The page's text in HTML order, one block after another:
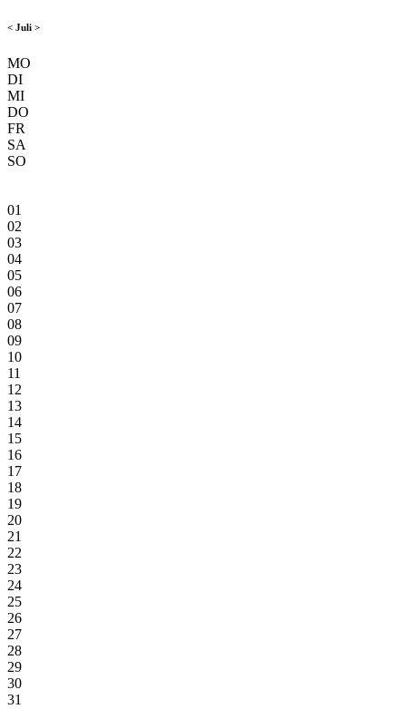
< Juli >
MO
DI
MI
DO
FR
SA
SO
01
02
03
04
05
06
07
08
09
10
11
12
13
14
15
16
17
18
19
20
21
22
23
24
25
26
27
28
29
30
31